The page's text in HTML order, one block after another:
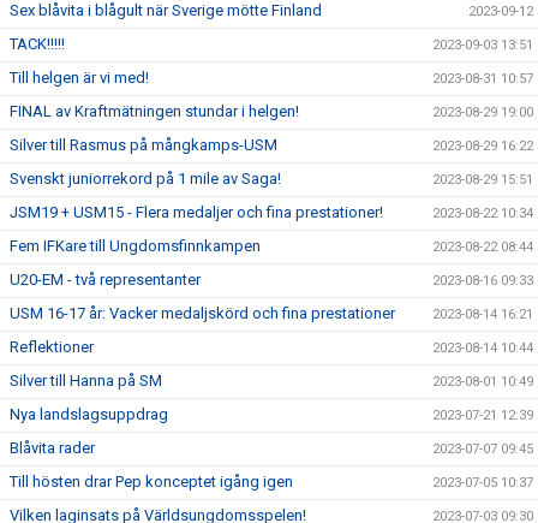
Sex blåvita i blågult när Sverige mötte Finland 2023-09-12
TACK!!!!! 2023-09-03 13:51
Till helgen är vi med! 2023-08-31 10:57
FINAL av Kraftmätningen stundar i helgen! 2023-08-29 19:00
Silver till Rasmus på mångkamps-USM 2023-08-29 16:22
Svenskt juniorrekord på 1 mile av Saga! 2023-08-29 15:51
JSM19 + USM15 - Flera medaljer och fina prestationer! 2023-08-22 10:34
Fem IFKare till Ungdomsfinnkampen 2023-08-22 08:44
U20-EM - två representanter 2023-08-16 09:33
USM 16-17 år: Vacker medaljskörd och fina prestationer 2023-08-14 16:21
Reflektioner 2023-08-14 10:44
Silver till Hanna på SM 2023-08-01 10:49
Nya landslagsuppdrag 2023-07-21 12:39
Blåvita rader 2023-07-07 09:45
Till hösten drar Pep konceptet igång igen 2023-07-05 10:37
Vilken laginsats på Världsungdomsspelen! 2023-07-03 09:30